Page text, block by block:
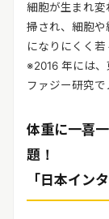
細胞が生まれ変
掃され、細胞
になりにくく若
※2016 年には
ファジー研究で
体重に一喜
題！
「日本イン